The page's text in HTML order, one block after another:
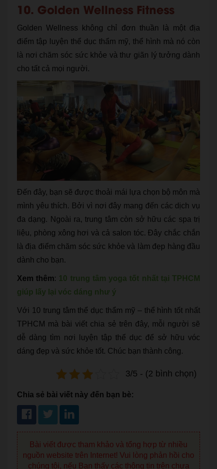
10. Golden Wellness Fitness
Golden Wellness không chỉ đơn thuần là một địa
điểm tập luyện thể dục thẩm mỹ, thể hình mà nó còn
là nơi chăm sóc sức khỏe và thư giãn lý tưởng dành
cho tất cả mọi người.
Đến đây, bạn sẽ được thoải mái lựa chọn bộ môn mà
mình yêu thích. Bởi vì nơi đây mang đến các dịch vụ
đa dạng. Ngoài ra, trung tâm còn sở hữu các spa trị
liệu, phòng xông hơi và cả salon tóc. Đây chắc chắn
là địa điểm chăm sóc sức khỏe và làm đẹp hàng đầu
dành cho bạn.
Xem thêm: 10 trung tâm yoga tốt nhất tại TPHCM
giúp lấy lại vóc dáng như ý
Với 10 trung tâm thể dục thẩm mỹ – thể hình tốt nhất
TPHCM mà bài viết chia sẻ trên đây, mỗi người sẽ
dễ dàng tìm nơi luyện tập thể dục để sở hữu vóc
dáng đẹp và sức khỏe tốt. Chúc bạn thành công.
3/5 - (2 bình chọn)
Chia sẻ bài viết này đến bạn bè:
Bài viết được tham khảo và tổng hợp từ nhiều
nguồn website trên Internet! Vui lòng phản hồi cho
chúng tôi, nếu Bạn thấy các thông tin trên chưa